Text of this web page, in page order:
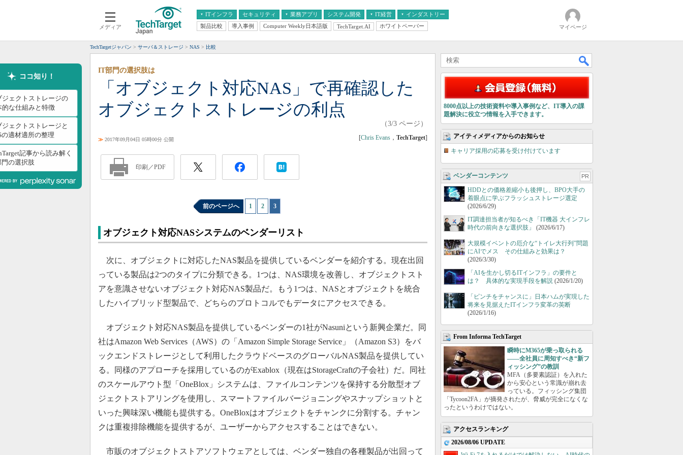
メディア
ITインフラ
クラウド
スマートモバイル
ネットワーク
システム運用管理
セキュリティ 業務アプリ
エンタープライズAI
ERP
情報系システム
システム開発 IT経営
経営とIT
インダストリー
医療IT
製品比較 導入事例 Computer Weekly日本語版 TechTarget.AI ホワイトペーパー マイページ
TechTargetジャパン サーバ＆ストレージ NAS 比較
ココ知り！
ジェクトストレージの
的な仕組みと特徴
ジェクトストレージと
の適材適所の整理
記事から読み解く
の選択肢
「オブジェクト対応NAS」で再確認した
オブジェクトストレージの利点
IT部門の選択肢は
（3/3 ページ）
≫ 2017年09月04日 05時00分 公開 [Chris Evans ， TechTarget]
印刷／PDF
前のページへ 1 2 3
オブジェクト対応NASシステムのベンダーリスト
次に、オブジェクトに対応したNAS製品を提供しているベンダーを紹介する。現在出回
っている製品は2つのタイプに分類できる。1つは、NAS環境を改善し、オブジェクトスト
アを意識させないオブジェクト対応NAS製品だ。もう1つは、NASとオブジェクトを統合
したハイブリッド型製品で、どちらのプロトコルでもデータにアクセスできる。
オブジェクト対応NAS製品を提供しているベンダーの1社がNasuniという新興企業だ。同
社はAmazon Web Services（AWS）の「Amazon Simple Storage Service」（Amazon S3）をバ
ックエンドストレージとして利用したクラウドベースのグローバルNAS製品を提供してい
る。同様のアプローチを採用しているのがExablox（現在はStorageCraftの子会社）だ。同社
のスケールアウト型「OneBlox」システムは、ファイルコンテンツを保持する分散型オブ
ジェクトストアリングを使用し、スマートファイルバージョニングやスナップショットと
いった興味深い機能も提供する。OneBloxはオブジェクトをチャンクに分割する。チャン
クは重複排除機能を提供するが、ユーザーからアクセスすることはできない。
市販のオブジェクトストアソフトウェアとしては、ベンダー独自の各種製品が出回って
8000点以上の技術資料や導入事例など、IT導入の課
題解決に役立つ情報を入手できます。
アイティメディアからのお知らせ
キャリア採用の応募を受け付けています
ベンダーコンテンツ PR
HDDとの価格差縮小も後押し、BPO大手の
着眼点に学ぶフラッシュストレージ選定
(2026/6/29)
IT調達担当者が知るべき「IT機器 大インフレ
時代の前向きな選択肢」
(2026/6/17)
大規模イベントの厄介な“トイレ大行列”問題
にAIでメス その仕組みと効果は？
(2026/3/30)
「AIを生かし切るITインフラ」の要件と
は？ 具体的な実現手段を解説 (2026/1/20)
「ピンチをチャンスに」日本ハムが実現した
将来を見据えたITインフラ変革の英断
(2026/1/16)
From Informa TechTarget
瞬時にM365が乗っ取られる
――全社員に周知すべき“新フ
ィッシング”の教訓
MFA（多要素認証）を入れた
から安心という常識が崩れ去
っている。フィッシング集団
「Tycoon2FA」が摘発されたが、脅威が完全になくな
ったというわけではない。
アクセスランキング
2026/08/06 UPDATE